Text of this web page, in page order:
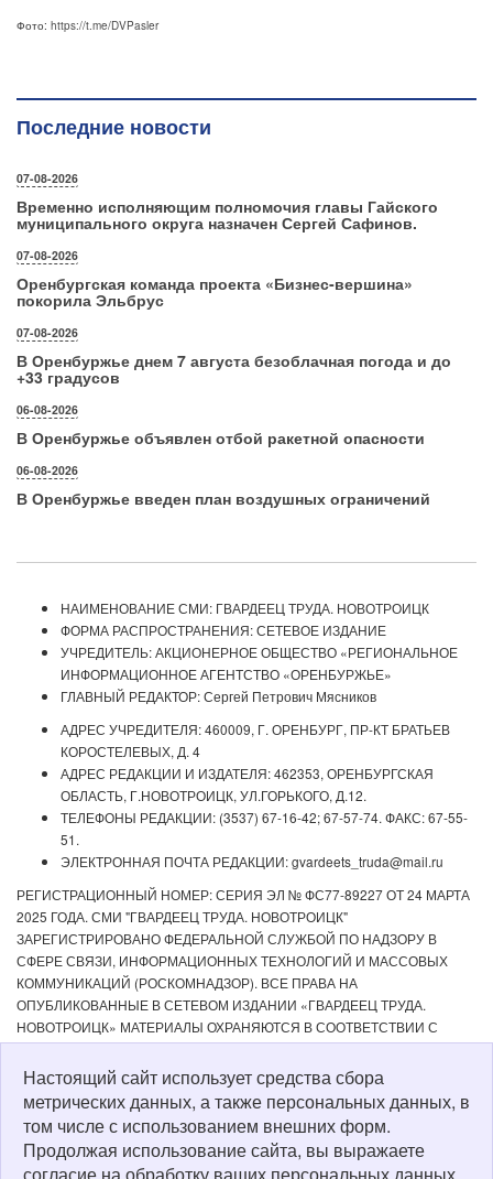
Фото: https://t.me/DVPasler
Последние новости
07-08-2026
Временно исполняющим полномочия главы Гайского
муниципального округа назначен Сергей Сафинов.
07-08-2026
Оренбургская команда проекта «Бизнес‑вершина»
покорила Эльбрус
07-08-2026
В Оренбуржье днем 7 августа безоблачная погода и до
+33 градусов
06-08-2026
В Оренбуржье объявлен отбой ракетной опасности
06-08-2026
В Оренбуржье введен план воздушных ограничений
НАИМЕНОВАНИЕ СМИ: ГВАРДЕЕЦ ТРУДА. НОВОТРОИЦК
ФОРМА РАСПРОСТРАНЕНИЯ: СЕТЕВОЕ ИЗДАНИЕ
УЧРЕДИТЕЛЬ: АКЦИОНЕРНОЕ ОБЩЕСТВО «РЕГИОНАЛЬНОЕ
ИНФОРМАЦИОННОЕ АГЕНТСТВО «ОРЕНБУРЖЬЕ»
ГЛАВНЫЙ РЕДАКТОР: Сергей Петрович Мясников
АДРЕС УЧРЕДИТЕЛЯ: 460009, Г. ОРЕНБУРГ, ПР-КТ БРАТЬЕВ
КОРОСТЕЛЕВЫХ, Д. 4
АДРЕС РЕДАКЦИИ И ИЗДАТЕЛЯ: 462353, ОРЕНБУРГСКАЯ
ОБЛАСТЬ, Г.НОВОТРОИЦК, УЛ.ГОРЬКОГО, Д.12.
ТЕЛЕФОНЫ РЕДАКЦИИ: (3537) 67-16-42; 67-57-74. ФАКС: 67-55-
51.
ЭЛЕКТРОННАЯ ПОЧТА РЕДАКЦИИ: gvardeets_truda@mail.ru
РЕГИСТРАЦИОННЫЙ НОМЕР: СЕРИЯ ЭЛ № ФС77-89227 ОТ 24 МАРТА
2025 ГОДА. СМИ "ГВАРДЕЕЦ ТРУДА. НОВОТРОИЦК"
ЗАРЕГИСТРИРОВАНО ФЕДЕРАЛЬНОЙ СЛУЖБОЙ ПО НАДЗОРУ В
СФЕРЕ СВЯЗИ, ИНФОРМАЦИОННЫХ ТЕХНОЛОГИЙ И МАССОВЫХ
КОММУНИКАЦИЙ (РОСКОМНАДЗОР). ВСЕ ПРАВА НА
ОПУБЛИКОВАННЫЕ В СЕТЕВОМ ИЗДАНИИ «ГВАРДЕЕЦ ТРУДА.
НОВОТРОИЦК» МАТЕРИАЛЫ ОХРАНЯЮТСЯ В СООТВЕТСТВИИ С
ЗАКОНОДАТЕЛЬСТВОМ РФ. ЛЮБОЕ ИСПОЛЬЗОВАНИЕ МАТЕРИАЛОВ
ДОПУСКАЕТСЯ ТОЛЬКО ПО СОГЛАСОВАНИЮ С РЕДАКЦИЕЙ С
ОБЯЗАТЕЛЬНОЙ АКТИВНОЙ ССЫЛКОЙ НА ИСТОЧНИК. РЕДАКЦИЯ НЕ
НЕСЕТ ОТВЕТСТВЕННОСТИ ЗА ДОСТОВЕРНОСТЬ РЕКЛАМНЫХ
МАТЕРИАЛОВ, РАЗМЕЩЕННЫХ В СЕТЕВОМ ИЗДАНИИ «ГВАРДЕЕЦ
ТРУДА. НОВОТРОИЦК», А ТАКЖЕ ЗА СОДЕРЖАНИЕ ВЕБ-САЙТОВ, НА
Настоящий сайт использует средства сбора
метрических данных, а также персональных данных, в
том числе с использованием внешних форм.
Продолжая использование сайта, вы выражаете